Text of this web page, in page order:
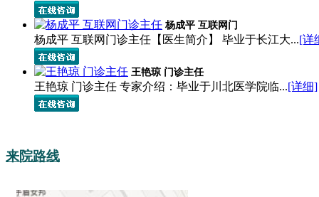
杨成平 互联网门
杨成平 互联网门诊主任【医生简介】 毕业于长江大...[详
王艳琼 门诊主任
王艳琼 门诊主任 专家介绍：毕业于川北医学院临...[详细]
来院路线